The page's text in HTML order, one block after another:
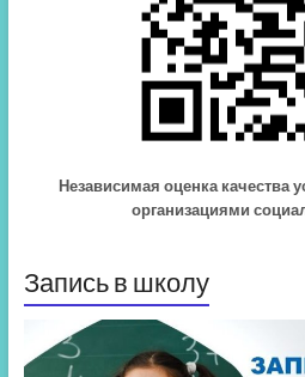
Независимая оценка качества
организациями
Запись в школу